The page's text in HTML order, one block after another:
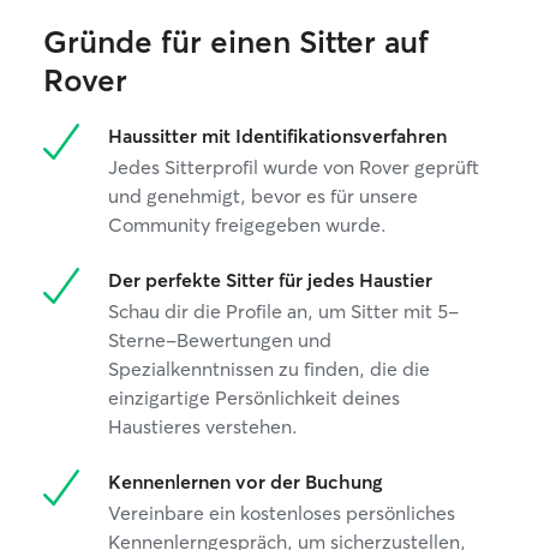
Gründe für einen Sitter auf
Rover
Haussitter mit Identifikationsverfahren
Jedes Sitterprofil wurde von Rover geprüft
und genehmigt, bevor es für unsere
Community freigegeben wurde.
Der perfekte Sitter für jedes Haustier
Schau dir die Profile an, um Sitter mit 5-
Sterne-Bewertungen und
Spezialkenntnissen zu finden, die die
einzigartige Persönlichkeit deines
Haustieres verstehen.
Kennenlernen vor der Buchung
Vereinbare ein kostenloses persönliches
Kennenlerngespräch, um sicherzustellen,